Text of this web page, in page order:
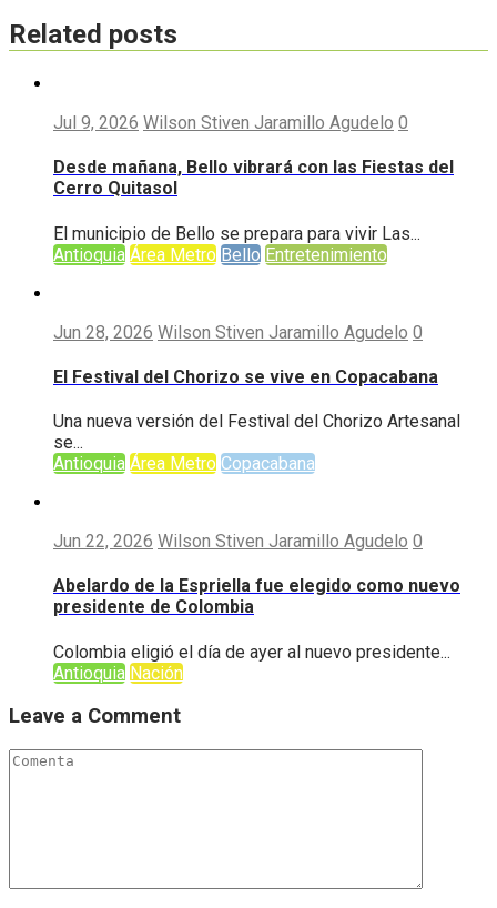
Related posts
Jul 9, 2026 Wilson Stiven Jaramillo Agudelo 0
Desde mañana, Bello vibrará con las Fiestas del
Cerro Quitasol
El municipio de Bello se prepara para vivir Las...
Antioquia Área Metro Bello Entretenimiento
Jun 28, 2026 Wilson Stiven Jaramillo Agudelo 0
El Festival del Chorizo se vive en Copacabana
Una nueva versión del Festival del Chorizo Artesanal
se...
Antioquia Área Metro Copacabana
Jun 22, 2026 Wilson Stiven Jaramillo Agudelo 0
Abelardo de la Espriella fue elegido como nuevo
presidente de Colombia
Colombia eligió el día de ayer al nuevo presidente...
Antioquia Nación
Leave a Comment